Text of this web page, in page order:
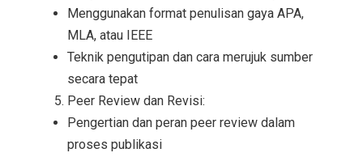
Menggunakan format penulisan gaya APA,
MLA, atau IEEE
Teknik pengutipan dan cara merujuk sumber
secara tepat
Peer Review dan Revisi:
Pengertian dan peran peer review dalam
proses publikasi